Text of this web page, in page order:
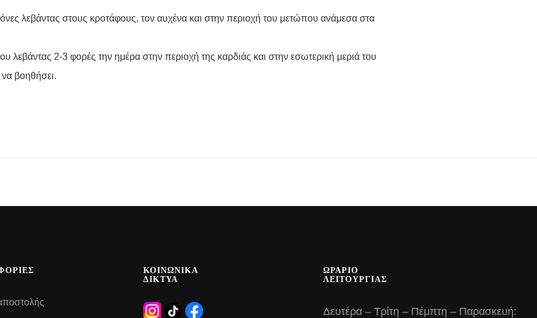
λεβάντας στους κροτάφους, τον αυχένα και στην περιοχή του μετώπου ανάμεσα στα
λεβάντας 2-3 φορές την ημέρα στην περιοχή της καρδιάς και στην εσωτερική μεριά του
βοηθήσει.
ΚΟΙΝΩΝΙΚΑ
ΔΙΚΤΥΑ
ΩΡΑΡΙΟ
ΛΕΙΤΟΥΡΓΙΑΣ
Δευτέρα – Τρίτη – Πέμπτη – Παρασκευή: